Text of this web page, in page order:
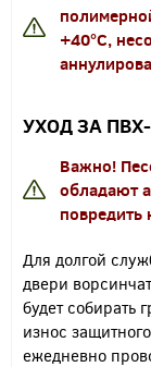
+40°С,
УХОД ЗА
Важно!
обладают
повредить
Для долгой
двери
будет собирать
износ
ежедневно